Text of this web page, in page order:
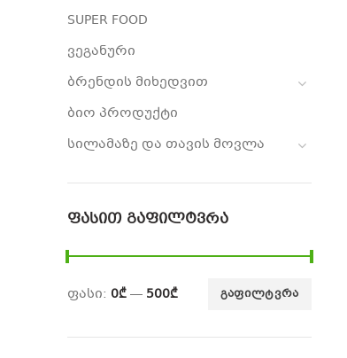
SUPER FOOD
ვეგანური
ბრენდის მიხედვით
ბიო პროდუქტი
სილამაზე და თავის მოვლა
ᲤᲐᲡᲘᲗ ᲒᲐᲤᲘᲚᲢᲕᲠᲐ
ᲒᲐᲤᲘᲚᲢᲕᲠᲐ
ფასი: 0₾— 500₾